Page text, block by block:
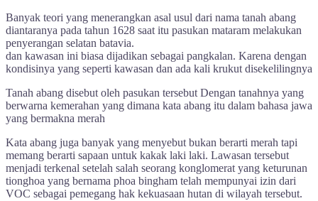
Banyak teori yang menerangkan asal usul dari nama tanah abang
diantaranya pada tahun 1628 saat itu pasukan mataram melakukan
penyerangan selatan batavia.
dan kawasan ini biasa dijadikan sebagai pangkalan. Karena dengan
kondisinya yang seperti kawasan dan ada kali krukut disekelilingnya
Tanah abang disebut oleh pasukan tersebut Dengan tanahnya yang
berwarna kemerahan yang dimana kata abang itu dalam bahasa jawa
yang bermakna merah
Kata abang juga banyak yang menyebut bukan berarti merah tapi
memang berarti sapaan untuk kakak laki laki. Lawasan tersebut
menjadi terkenal setelah salah seorang konglomerat yang keturunan
tionghoa yang bernama phoa bingham telah mempunyai izin dari
VOC sebagai pemegang hak kekuasaan hutan di wilayah tersebut.